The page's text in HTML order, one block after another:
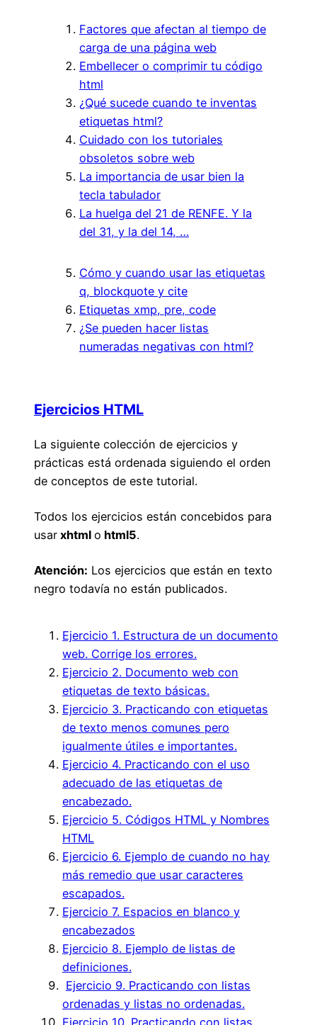
Factores que afectan al tiempo de
carga de una página web
Embellecer o comprimir tu código
html
¿Qué sucede cuando te inventas
etiquetas html?
Cuidado con los tutoriales
obsoletos sobre web
La importancia de usar bien la
tecla tabulador
La huelga del 21 de RENFE. Y la
del 31, y la del 14, …
Cómo y cuando usar las etiquetas
q, blockquote y cite
Etiquetas xmp, pre, code
¿Se pueden hacer listas
numeradas negativas con html?
Ejercicios HTML
La siguiente colección de ejercicios y
prácticas está ordenada siguiendo el orden
de conceptos de este tutorial.
Todos los ejercicios están concebidos para
usar xhtml o html5.
Atención: Los ejercicios que están en texto
negro todavía no están publicados.
Ejercicio 1. Estructura de un documento
web. Corrige los errores.
Ejercicio 2. Documento web con
etiquetas de texto básicas.
Ejercicio 3. Practicando con etiquetas
de texto menos comunes pero
igualmente útiles e importantes.
Ejercicio 4. Practicando con el uso
adecuado de las etiquetas de
encabezado.
Ejercicio 5. Códigos HTML y Nombres
HTML
Ejercicio 6. Ejemplo de cuando no hay
más remedio que usar caracteres
escapados.
Ejercicio 7. Espacios en blanco y
encabezados
Ejercicio 8. Ejemplo de listas de
definiciones.
Ejercicio 9. Practicando con listas
ordenadas y listas no ordenadas.
Ejercicio 10. Practicando con listas